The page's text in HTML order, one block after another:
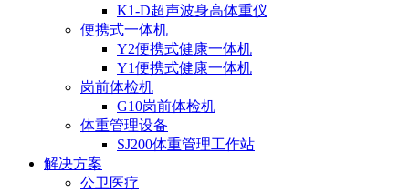
K1-D超声波身高体重仪
便携式一体机
Y2便携式健康一体机
Y1便携式健康一体机
岗前体检机
G10岗前体检机
体重管理设备
SJ200体重管理工作站
解决方案
公卫医疗